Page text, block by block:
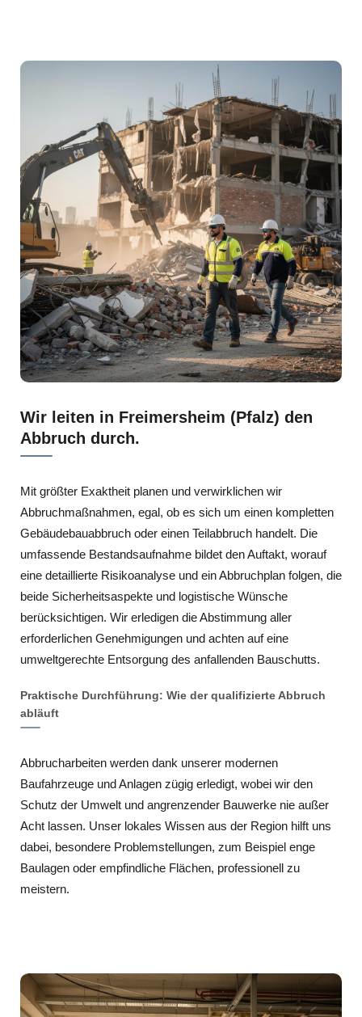
Wir leiten in Freimersheim (Pfalz) den
Abbruch durch.
Mit größter Exaktheit planen und verwirklichen wir
Abbruchmaßnahmen, egal, ob es sich um einen kompletten
Gebäudebauabbruch oder einen Teilabbruch handelt. Die
umfassende Bestandsaufnahme bildet den Auftakt, worauf
eine detaillierte Risikoanalyse und ein Abbruchplan folgen, die
beide Sicherheitsaspekte und logistische Wünsche
berücksichtigen. Wir erledigen die Abstimmung aller
erforderlichen Genehmigungen und achten auf eine
umweltgerechte Entsorgung des anfallenden Bauschutts.
Praktische Durchführung: Wie der qualifizierte Abbruch
abläuft
Abbrucharbeiten werden dank unserer modernen
Baufahrzeuge und Anlagen zügig erledigt, wobei wir den
Schutz der Umwelt und angrenzender Bauwerke nie außer
Acht lassen. Unser lokales Wissen aus der Region hilft uns
dabei, besondere Problemstellungen, zum Beispiel enge
Baulagen oder empfindliche Flächen, professionell zu
meistern.